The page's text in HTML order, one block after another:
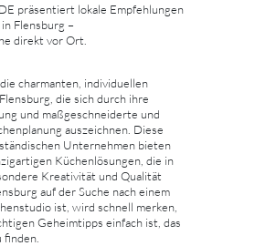
präsentiert lokale Empfehlungen
Flensburg –
direkt vor Ort.
charmanten, individuellen
die sich durch ihre
und maßgeschneiderte und
auszeichnen. Diese
Unternehmen bieten
Küchenlösungen, die in
Kreativität und Qualität
auf der Suche nach einem
ist, wird schnell merken,
Geheimtipps einfach ist, das